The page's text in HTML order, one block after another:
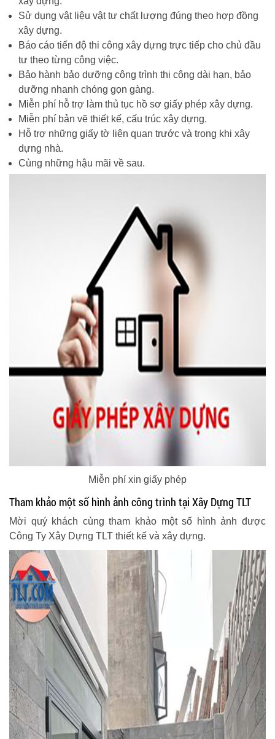
Sử dụng vật liệu vật tư chất lượng đúng theo hợp đồng
xây dựng.
Báo cáo tiến độ thi công xây dựng trực tiếp cho chủ đầu
tư theo từng công việc.
Bảo hành bảo dưỡng công trình thi công dài hạn, bảo
dưỡng nhanh chóng gọn gàng.
Miễn phí hỗ trợ làm thủ tục hồ sơ giấy phép xây dựng.
Miễn phí bản vẽ thiết kế, cấu trúc xây dựng.
Hỗ trợ những giấy tờ liên quan trước và trong khi xây
dựng nhà.
Cùng những hậu mãi về sau.
Miễn phí xin giấy phép
Tham khảo một số hình ảnh công trình tại Xây Dựng TLT
Mời quý khách cùng tham khảo một số hình ảnh được
Công Ty Xây Dựng TLT thiết kế và xây dựng.